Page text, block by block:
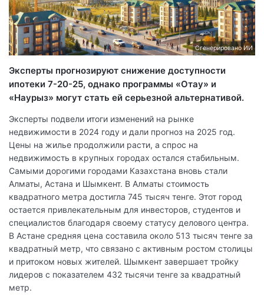
Сгенерировано ИИ
Эксперты прогнозируют снижение доступности
ипотеки 7-20-25, однако программы «Отау» и
«Наурыз» могут стать ей серьезной альтернативой.
Эксперты подвели итоги изменений на рынке
недвижимости в 2024 году и дали прогноз на 2025 год.
Цены на жилье продолжили расти, а спрос на
недвижимость в крупных городах остался стабильным.
Самыми дорогими городами Казахстана вновь стали
Алматы, Астана и Шымкент. В Алматы стоимость
квадратного метра достигла 745 тысяч тенге. Этот город
остается привлекательным для инвесторов, студентов и
специалистов благодаря своему статусу делового центра.
В Астане средняя цена составила около 513 тысяч тенге за
квадратный метр, что связано с активным ростом столицы
и притоком новых жителей. Шымкент завершает тройку
лидеров с показателем 432 тысячи тенге за квадратный
метр.